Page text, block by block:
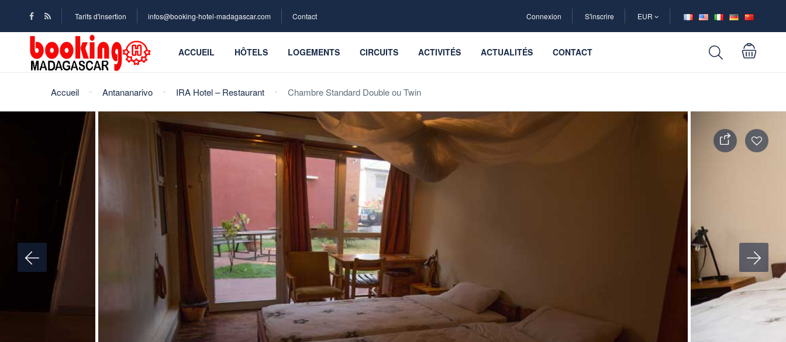
Tarifs d'insertion infos@booking-hotel-madagascar.com Contact Connexion S'inscrire EUR
ACCUEIL HÔTELS LOGEMENTS CIRCUITS ACTIVITÉS ACTUALITÉS CONTACT
Accueil Antananarivo IRA Hotel – Restaurant Chambre Standard Double ou Twin